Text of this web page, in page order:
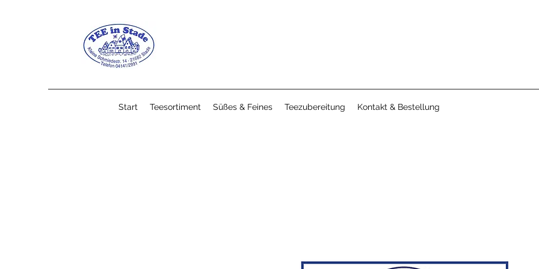
Start Teesortiment Süßes & Feines Teezubereitung Kontakt & Bestellung